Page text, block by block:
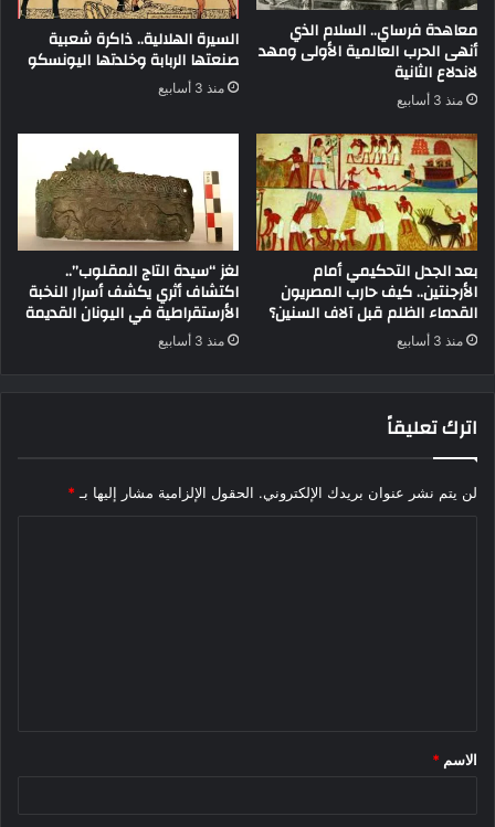
معاهدة فرساي.. السلام الذي
أنهى الحرب العالمية الأولى ومهد
لاندلاع الثانية
منذ 3 أسابيع
السيرة الهلالية.. ذاكرة شعبية
صنعتها الربابة وخلدتها اليونسكو
منذ 3 أسابيع
بعد الجدل التحكيمي أمام
الأرجنتين.. كيف حارب المصريون
القدماء الظلم قبل آلاف السنين؟
منذ 3 أسابيع
لغز “سيدة التاج المقلوب”..
اكتشاف أثري يكشف أسرار النخبة
الأرستقراطية في اليونان القديمة
منذ 3 أسابيع
اترك تعليقاً
لن يتم نشر عنوان بريدك الإلكتروني. الحقول الإلزامية مشار إليها بـ *
*
الاسم *